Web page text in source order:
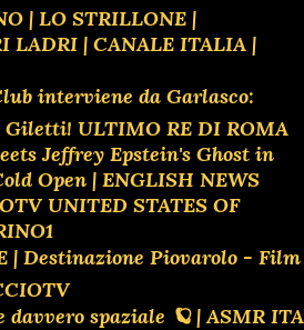
| LO STRILLONE |
LADRI | CANALE ITALIA |
interviene da Garlasco:
Giletti! ULTIMO RE DI ROMA
Jeffrey Epstein's Ghost in
Open | ENGLISH NEWS
UNITED STATES OF
| Destinazione Piovarolo - Film
davvero spaziale 🪐 | ASMR ITA